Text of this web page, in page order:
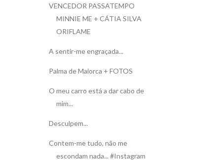
VENCEDOR PASSATEMPO
MINNIE ME + CÁTIA SILVA
ORIFLAME
A sentir-me engraçada...
Palma de Maiorca + FOTOS
O meu carro está a dar cabo de
mim...
Desculpem...
Contem-me tudo, não me
escondam nada... #Instagram